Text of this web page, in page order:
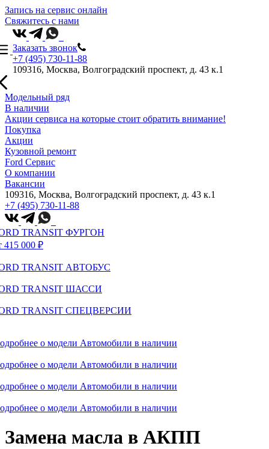
Запись на сервис онлайн
Свяжитесь с нами
Заказать звонок
+7 (495) 730-11-88
109316, Москва, Волгоградский проспект, д. 43 к.1
Модельный ряд
В наличии
Акции сервиса на которые стоит обратить внимание!
Покупка
Акции
Кузовной ремонт
Ford Сервис
О компании
Вакансии
109316, Москва, Волгоградский проспект, д. 43 к.1
+7 (495) 730-11-88
TRANSIT ФУРГОН
415 000 ₽
TRANSIT АВТОБУС
TRANSIT ШАССИ
TRANSIT СПЕЦВЕРСИИ
о модели Автомобили в наличии
о модели Автомобили в наличии
о модели Автомобили в наличии
о модели Автомобили в наличии
Замена масла в АКПП